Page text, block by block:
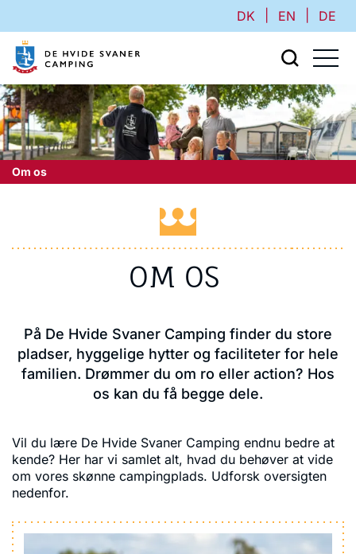
DK EN DE
Om os
OM OS
På De Hvide Svaner Camping finder du store
pladser, hyggelige hytter og faciliteter for hele
familien. Drømmer du om ro eller action? Hos
os kan du få begge dele.
Vil du lære De Hvide Svaner Camping endnu bedre at
kende? Her har vi samlet alt, hvad du behøver at vide
om vores skønne campingplads. Udforsk oversigten
nedenfor.